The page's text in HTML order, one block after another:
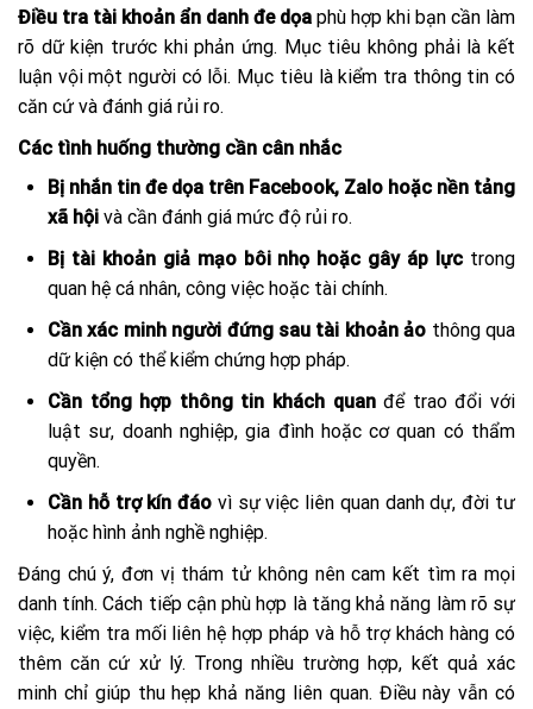
Điều tra tài khoản ẩn danh đe dọa phù hợp khi bạn cần làm
rõ dữ kiện trước khi phản ứng. Mục tiêu không phải là kết
luận vội một người có lỗi. Mục tiêu là kiểm tra thông tin có
căn cứ và đánh giá rủi ro.
Các tình huống thường cần cân nhắc
Bị nhắn tin đe dọa trên Facebook, Zalo hoặc nền tảng
xã hội và cần đánh giá mức độ rủi ro.
Bị tài khoản giả mạo bôi nhọ hoặc gây áp lực trong
quan hệ cá nhân, công việc hoặc tài chính.
Cần xác minh người đứng sau tài khoản ảo thông qua
dữ kiện có thể kiểm chứng hợp pháp.
Cần tổng hợp thông tin khách quanđể trao đổi với
luật sư, doanh nghiệp, gia đình hoặc cơ quan có thẩm
quyền.
Cần hỗ trợ kín đáo vì sự việc liên quan danh dự, đời tư
hoặc hình ảnh nghề nghiệp.
Đáng chú ý, đơn vị thám tử không nên cam kết tìm ra mọi
danh tính. Cách tiếp cận phù hợp là tăng khả năng làm rõ sự
việc, kiểm tra mối liên hệ hợp pháp và hỗ trợ khách hàng có
thêm căn cứ xử lý. Trong nhiều trường hợp, kết quả xác
minh chỉ giúp thu hẹp khả năng liên quan. Điều này vẫn có